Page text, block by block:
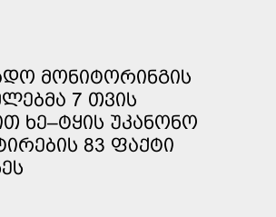
ᲛᲝᲜᲘᲢᲝᲠᲘᲜᲒᲘᲡ
7 ᲗᲕᲘᲡ
ᲮᲔ–ᲢᲧᲘᲡ ᲣᲙᲐᲜᲝᲜᲝ
83 ᲤᲐᲥᲢᲘ